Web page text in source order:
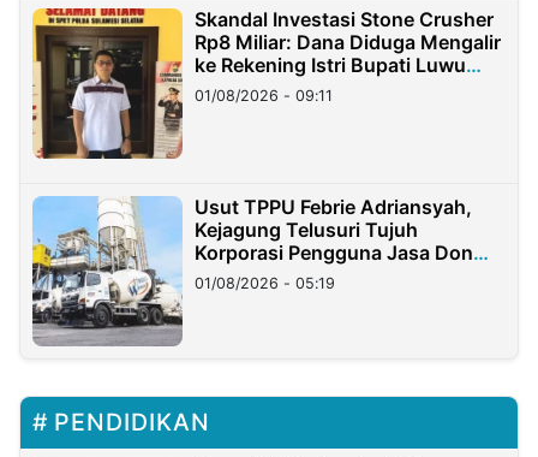
Skandal Investasi Stone Crusher
Rp8 Miliar: Dana Diduga Mengalir
ke Rekening Istri Bupati Luwu
Timur
01/08/2026 - 09:11
Usut TPPU Febrie Adriansyah,
Kejagung Telusuri Tujuh
Korporasi Pengguna Jasa Don
Ritto
01/08/2026 - 05:19
PENDIDIKAN